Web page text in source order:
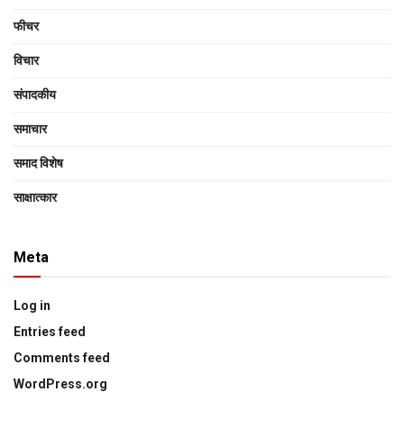
फीचर
विचार
संपादकीय
समाचार
समाद विशेष
साक्षात्‍कार
Meta
Log in
Entries feed
Comments feed
WordPress.org